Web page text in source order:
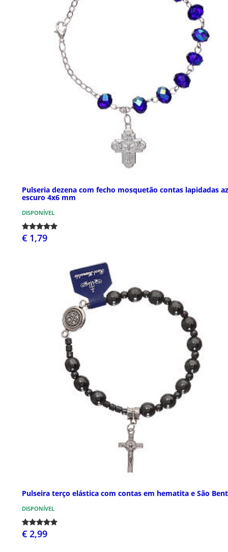
Pulseria dezena com fecho mosquetão contas lapidadas
escuro 4x6 mm
DISPONÍVEL
€ 1,79
Pulseira terço elástica com contas em hematita e São
DISPONÍVEL
€ 2,99